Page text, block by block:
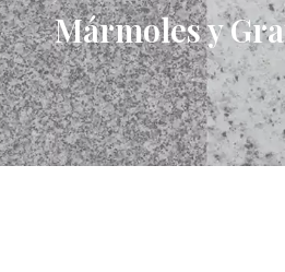
Mármoles y